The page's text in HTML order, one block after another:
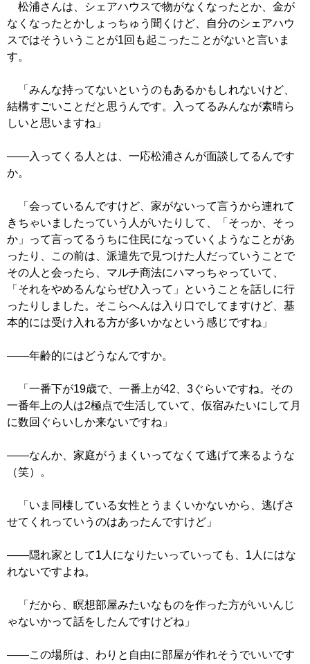
松浦さんは、シェアハウスで物がなくなったとか、金が
なくなったとかしょっちゅう聞くけど、自分のシェアハウ
スではそういうことが1回も起こったことがないと言いま
す。
「みんな持ってないというのもあるかもしれないけど、
結構すごいことだと思うんです。入ってるみんなが素晴ら
しいと思いますね」
――入ってくる人とは、一応松浦さんが面談してるんです
か。
「会っているんですけど、家がないって言うから連れて
きちゃいましたっていう人がいたりして、「そっか、そっ
か」って言ってるうちに住民になっていくようなことがあ
ったり、この前は、派遣先で見つけた人だっていうことで
その人と会ったら、マルチ商法にハマっちゃっていて、
「それをやめるんならぜひ入って」ということを話しに行
ったりしました。そこらへんは入り口でしてますけど、基
本的には受け入れる方が多いかなという感じですね」
――年齢的にはどうなんですか。
「一番下が19歳で、一番上が42、3ぐらいですね。その
一番年上の人は2極点で生活していて、仮宿みたいにして月
に数回ぐらいしか来ないですね」
――なんか、家庭がうまくいってなくて逃げて来るような
（笑）。
「いま同棲している女性とうまくいかないから、逃げさ
せてくれっていうのはあったんですけど」
――隠れ家として1人になりたいっていっても、1人にはな
れないですよね。
「だから、瞑想部屋みたいなものを作った方がいいんじ
ゃないかって話をしたんですけどね」
――この場所は、わりと自由に部屋が作れそうでいいです